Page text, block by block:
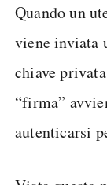
Quando un
viene inviata
chiave
“firma”
autenticarsi